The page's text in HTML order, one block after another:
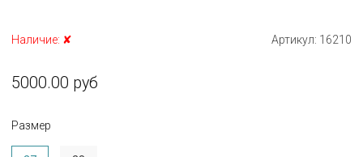
Наличие: ✘ Артикул: 16210
5000.00 руб
Размер